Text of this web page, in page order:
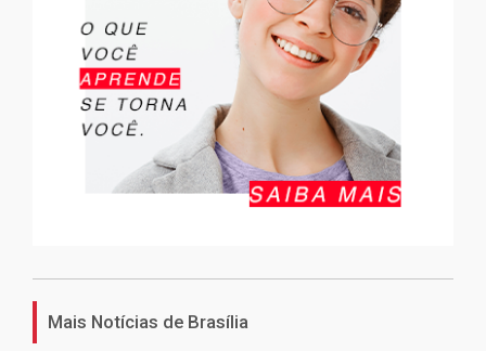
Mais Notícias de Brasília